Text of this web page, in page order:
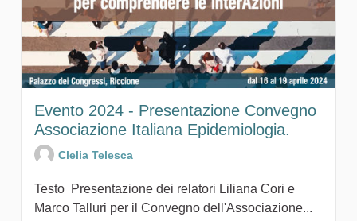
Evento 2024 - Presentazione Convegno
Associazione Italiana Epidemiologia.
Clelia Telesca
Testo Presentazione dei relatori Liliana Cori e
Marco Talluri per il Convegno dell'Associazione...